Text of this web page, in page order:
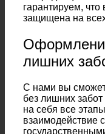
гарантируем,
защищена на
лишних
С нами вы
без лишних
на себя все
взаимодействие